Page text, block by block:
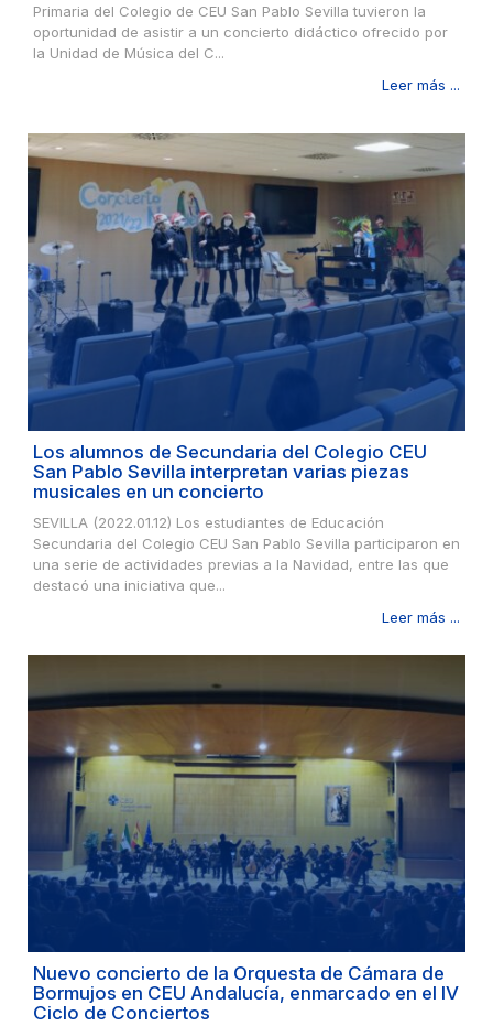
Primaria del Colegio de CEU San Pablo Sevilla tuvieron la
oportunidad de asistir a un concierto didáctico ofrecido por
la Unidad de Música del C...
Leer más ...
Los alumnos de Secundaria del Colegio CEU
San Pablo Sevilla interpretan varias piezas
musicales en un concierto
SEVILLA (2022.01.12) Los estudiantes de Educación
Secundaria del Colegio CEU San Pablo Sevilla participaron en
una serie de actividades previas a la Navidad, entre las que
destacó una iniciativa que...
Leer más ...
Nuevo concierto de la Orquesta de Cámara de
Bormujos en CEU Andalucía, enmarcado en el IV
Ciclo de Conciertos